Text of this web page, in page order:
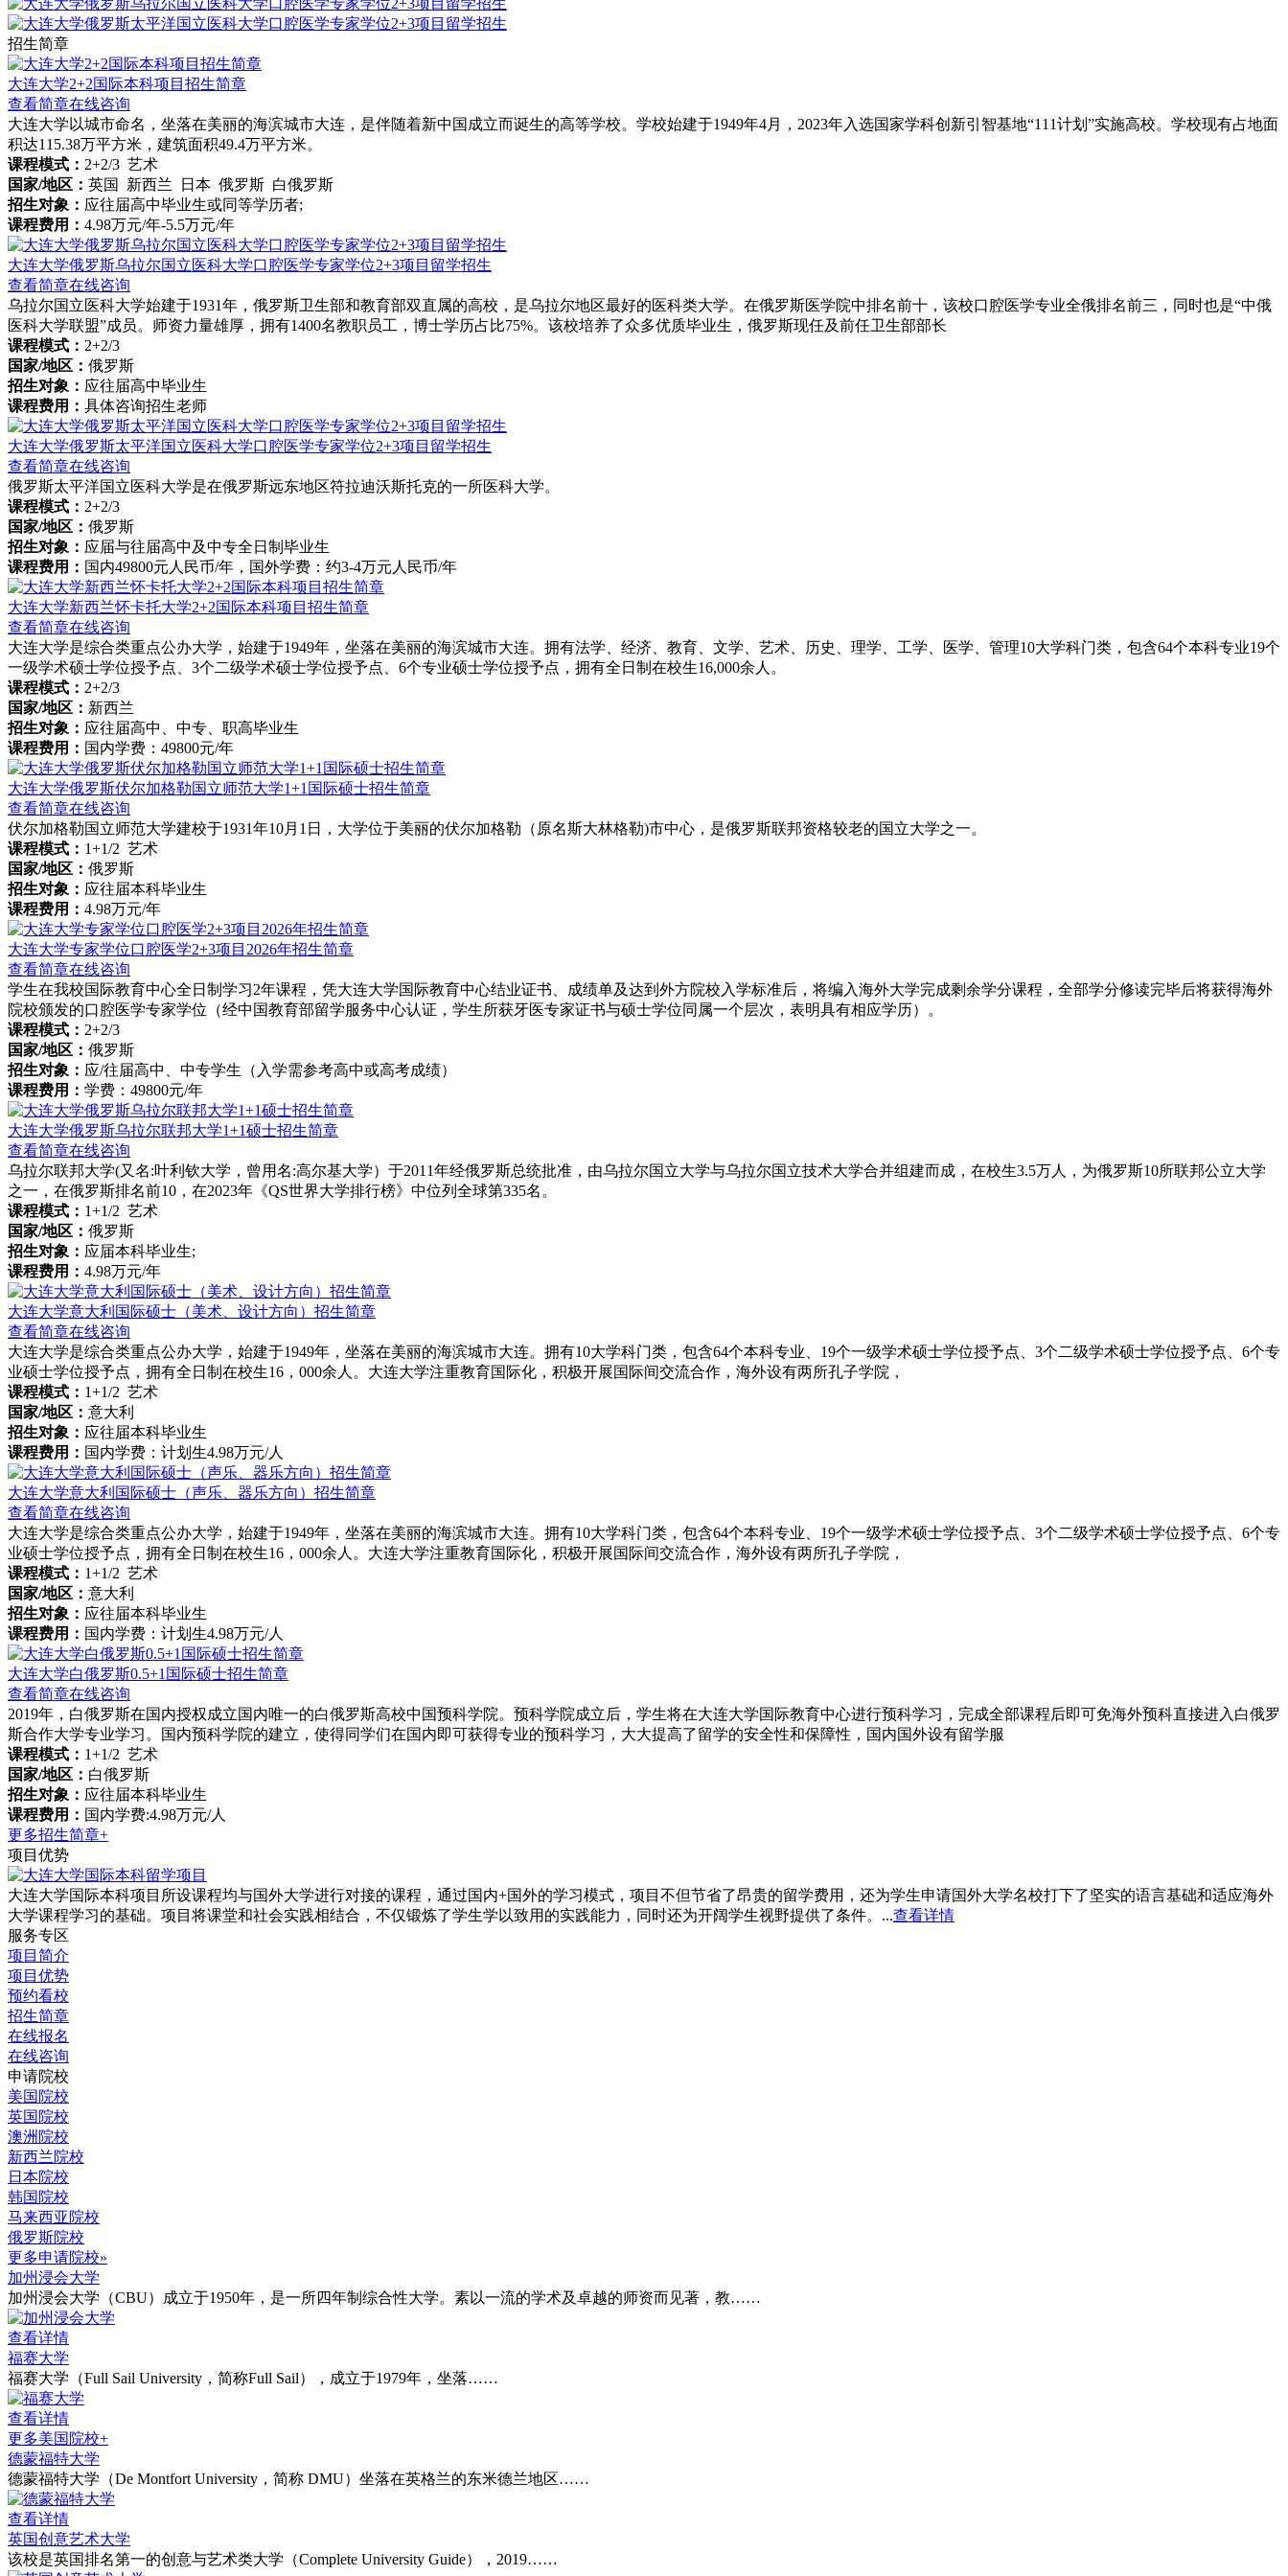
招生简章
大连大学2+2国际本科项目招生简章
查看简章在线咨询
大连大学以城市命名，坐落在美丽的海滨城市大连，是伴随着新中国成立而诞生的高等学校。学校始建于1949年4月，2023年入选国家学科创新引智基地“111计划”实施高校。学校现有占地面
积达115.38万平方米，建筑面积49.4万平方米。
课程模式： 2+2/3 艺术
国家/地区： 英国 新西兰 日本 俄罗斯 白俄罗斯
招生对象： 应往届高中毕业生或同等学历者;
课程费用： 4.98万元/年-5.5万元/年
大连大学俄罗斯乌拉尔国立医科大学口腔医学专家学位2+3项目留学招生
查看简章在线咨询
乌拉尔国立医科大学始建于1931年，俄罗斯卫生部和教育部双直属的高校，是乌拉尔地区最好的医科类大学。在俄罗斯医学院中排名前十，该校口腔医学专业全俄排名前三，同时也是“中俄
医科大学联盟”成员。师资力量雄厚，拥有1400名教职员工，博士学历占比75%。该校培养了众多优质毕业生，俄罗斯现任及前任卫生部部长
课程模式： 2+2/3
国家/地区： 俄罗斯
招生对象： 应往届高中毕业生
课程费用： 具体咨询招生老师
大连大学俄罗斯太平洋国立医科大学口腔医学专家学位2+3项目留学招生
查看简章在线咨询
俄罗斯太平洋国立医科大学是在俄罗斯远东地区符拉迪沃斯托克的一所医科大学。
课程模式： 2+2/3
国家/地区： 俄罗斯
招生对象： 应届与往届高中及中专全日制毕业生
课程费用： 国内49800元人民币/年，国外学费：约3-4万元人民币/年
大连大学新西兰怀卡托大学2+2国际本科项目招生简章
查看简章在线咨询
大连大学是综合类重点公办大学，始建于1949年，坐落在美丽的海滨城市大连。拥有法学、经济、教育、文学、艺术、历史、理学、工学、医学、管理10大学科门类，包含64个本科专业19个
一级学术硕士学位授予点、3个二级学术硕士学位授予点、6个专业硕士学位授予点，拥有全日制在校生16,000余人。
课程模式： 2+2/3
国家/地区： 新西兰
招生对象： 应往届高中、中专、职高毕业生
课程费用： 国内学费：49800元/年
大连大学俄罗斯伏尔加格勒国立师范大学1+1国际硕士招生简章
查看简章在线咨询
伏尔加格勒国立师范大学建校于1931年10月1日，大学位于美丽的伏尔加格勒（原名斯大林格勒)市中心，是俄罗斯联邦资格较老的国立大学之一。
课程模式： 1+1/2 艺术
国家/地区： 俄罗斯
招生对象： 应往届本科毕业生
课程费用： 4.98万元/年
大连大学专家学位口腔医学2+3项目2026年招生简章
查看简章在线咨询
学生在我校国际教育中心全日制学习2年课程，凭大连大学国际教育中心结业证书、成绩单及达到外方院校入学标准后，将编入海外大学完成剩余学分课程，全部学分修读完毕后将获得海外
院校颁发的口腔医学专家学位（经中国教育部留学服务中心认证，学生所获牙医专家证书与硕士学位同属一个层次，表明具有相应学历）。
课程模式： 2+2/3
国家/地区： 俄罗斯
招生对象： 应/往届高中、中专学生（入学需参考高中或高考成绩）
课程费用： 学费：49800元/年
大连大学俄罗斯乌拉尔联邦大学1+1硕士招生简章
查看简章在线咨询
乌拉尔联邦大学(又名:叶利钦大学，曾用名:高尔基大学）于2011年经俄罗斯总统批准，由乌拉尔国立大学与乌拉尔国立技术大学合并组建而成，在校生3.5万人，为俄罗斯10所联邦公立大学
之一，在俄罗斯排名前10，在2023年《QS世界大学排行榜》中位列全球第335名。
课程模式： 1+1/2 艺术
国家/地区： 俄罗斯
招生对象： 应届本科毕业生;
课程费用： 4.98万元/年
大连大学意大利国际硕士（美术、设计方向）招生简章
查看简章在线咨询
大连大学是综合类重点公办大学，始建于1949年，坐落在美丽的海滨城市大连。拥有10大学科门类，包含64个本科专业、19个一级学术硕士学位授予点、3个二级学术硕士学位授予点、6个专
业硕士学位授予点，拥有全日制在校生16，000余人。大连大学注重教育国际化，积极开展国际间交流合作，海外设有两所孔子学院，
课程模式： 1+1/2 艺术
国家/地区： 意大利
招生对象： 应往届本科毕业生
课程费用： 国内学费：计划生4.98万元/人
大连大学意大利国际硕士（声乐、器乐方向）招生简章
查看简章在线咨询
大连大学是综合类重点公办大学，始建于1949年，坐落在美丽的海滨城市大连。拥有10大学科门类，包含64个本科专业、19个一级学术硕士学位授予点、3个二级学术硕士学位授予点、6个专
业硕士学位授予点，拥有全日制在校生16，000余人。大连大学注重教育国际化，积极开展国际间交流合作，海外设有两所孔子学院，
课程模式： 1+1/2 艺术
国家/地区： 意大利
招生对象： 应往届本科毕业生
课程费用： 国内学费：计划生4.98万元/人
大连大学白俄罗斯0.5+1国际硕士招生简章
查看简章在线咨询
2019年，白俄罗斯在国内授权成立国内唯一的白俄罗斯高校中国预科学院。预科学院成立后，学生将在大连大学国际教育中心进行预科学习，完成全部课程后即可免海外预科直接进入白俄罗
斯合作大学专业学习。国内预科学院的建立，使得同学们在国内即可获得专业的预科学习，大大提高了留学的安全性和保障性，国内国外设有留学服
课程模式： 1+1/2 艺术
国家/地区： 白俄罗斯
招生对象： 应往届本科毕业生
课程费用： 国内学费:4.98万元/人
更多招生简章+
项目优势
大连大学国际本科项目所设课程均与国外大学进行对接的课程，通过国内+国外的学习模式，项目不但节省了昂贵的留学费用，还为学生申请国外大学名校打下了坚实的语言基础和适应海外
大学课程学习的基础。项目将课堂和社会实践相结合，不仅锻炼了学生学以致用的实践能力，同时还为开阔学生视野提供了条件。...查看详情
服务专区
项目简介
项目优势
预约看校
招生简章
在线报名
在线咨询
申请院校
美国院校
英国院校
澳洲院校
新西兰院校
日本院校
韩国院校
马来西亚院校
俄罗斯院校
更多申请院校»
加州浸会大学
加州浸会大学（CBU）成立于1950年，是一所四年制综合性大学。素以一流的学术及卓越的师资而见著，教……
查看详情
福赛大学
福赛大学（Full Sail University，简称Full Sail），成立于1979年，坐落……
查看详情
更多美国院校+
德蒙福特大学
德蒙福特大学（De Montfort University，简称 DMU）坐落在英格兰的东米德兰地区……
查看详情
英国创意艺术大学
该校是英国排名第一的创意与艺术类大学（Complete University Guide），2019……